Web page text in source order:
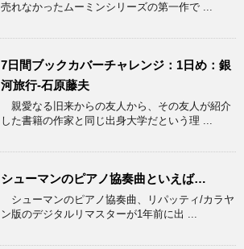
売れなかったムーミンシリーズの第一作で ...
7日間ブックカバーチャレンジ：1日め：銀
河旅行-石原藤夫
親愛なる旧来からの友人から、その友人が紹介
した書籍の作家と同じ出身大学だという理 ...
シューマンのピアノ協奏曲といえば…
シューマンのピアノ協奏曲、リパッティ/カラヤ
ン版のデジタルリマスターが1年前に出 ...